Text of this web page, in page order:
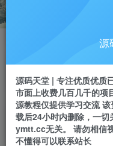
推广赚钱 70%分佣
推广返佣高达70%
源
源码天堂 | 专注优质优质
市面上收费几百几千的项
源教程仅提供学习交流
载后24小时内删除，一
ymtt.cc无关。 请勿相信
不懂得可以联系站长